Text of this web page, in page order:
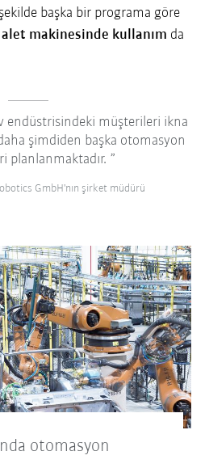
başka bir programa göre
alet makinesinde kullanım da
endüstrisindeki müşterileri ikna
şimdiden başka otomasyon
planlanmaktadır.
GmbH'nın şirket müdürü
otomasyon